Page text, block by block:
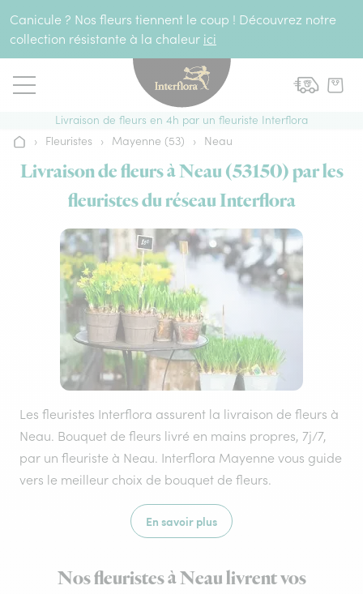
Canicule ? Nos fleurs tiennent le coup ! Découvrez notre
collection résistante à la chaleur ici
Livraison de fleurs en 4h par un fleuriste Interflora
Accueil
› Fleuristes › Mayenne (53) › Neau
Livraison de fleurs à Neau (53150) par les
fleuristes du réseau Interflora
Les fleuristes Interflora assurent la livraison de fleurs à
Neau. Bouquet de fleurs livré en mains propres, 7j/7,
par un fleuriste à Neau. Interflora Mayenne vous guide
vers le meilleur choix de bouquet de fleurs.
En savoir plus
Nos fleuristes à Neau livrent vos